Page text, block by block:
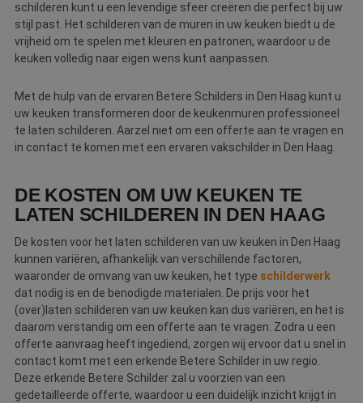
schilderen kunt u een levendige sfeer creëren die perfect bij uw
stijl past. Het schilderen van de muren in uw keuken biedt u de
vrijheid om te spelen met kleuren en patronen, waardoor u de
keuken volledig naar eigen wens kunt aanpassen.
Met de hulp van de ervaren Betere Schilders in Den Haag kunt u
uw keuken transformeren door de keukenmuren professioneel
te laten schilderen. Aarzel niet om een offerte aan te vragen en
in contact te komen met een ervaren vakschilder in Den Haag.
DE KOSTEN OM UW KEUKEN TE
LATEN SCHILDEREN IN DEN HAAG
De kosten voor het laten schilderen van uw keuken in Den Haag
kunnen variëren, afhankelijk van verschillende factoren,
waaronder de omvang van uw keuken, het type schilderwerk
dat nodig is en de benodigde materialen. De prijs voor het
(over)laten schilderen van uw keuken kan dus variëren, en het is
daarom verstandig om een offerte aan te vragen. Zodra u een
offerte aanvraag heeft ingediend, zorgen wij ervoor dat u snel in
contact komt met een erkende Betere Schilder in uw regio.
Deze erkende Betere Schilder zal u voorzien van een
gedetailleerde offerte, waardoor u een duidelijk inzicht krijgt in